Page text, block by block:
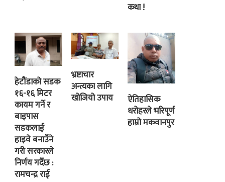
कथा !
हेटौंडाको सडक
१६-१६ मिटर
कायम गर्ने र
बाइपास
सडकलाई
हाइवे बनाउँने
गरी सरकारले
निर्णय गर्दैछ :
रामचन्द्र राई
भ्रष्टाचार
अन्त्यका लागि
खोजियो उपाय
ऐतिहासिक
धरोहरले भरिपूर्ण
हाम्रो मकवानपुर